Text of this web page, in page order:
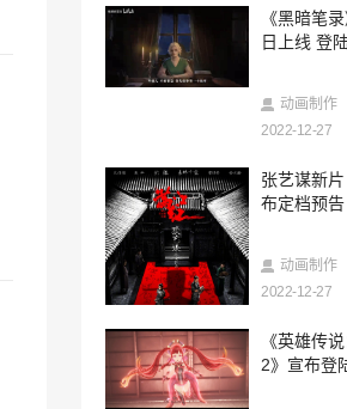
DF评2022年最佳画面游戏
之绝境》登顶
2022-12-27
MAGES.发表2022财年财报
日本美女模特miyabi福利图
可驾驭
2022-12-27
柯南剧场版《黑铁的鱼影》新
年4月上映
3DM轻松一刻第891期 粘在
精华啊！
2022-12-27
《黑暗笔
日上线 登
动画制作
2022-12-27
张艺谋新
布定档预
动画制作
2022-12-27
《英雄传
2》宣布登